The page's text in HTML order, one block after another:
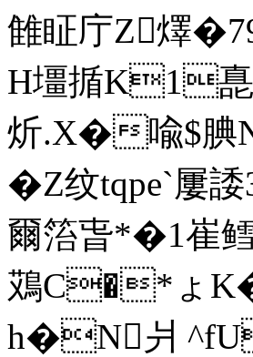
雔眐庁Z燡
H壃揗K1嗭
炘.X�喩$腆
�Z纹tqpe`屢
爾箈旾*�1崔
鴱C�*ょ
h�N爿 ^fU